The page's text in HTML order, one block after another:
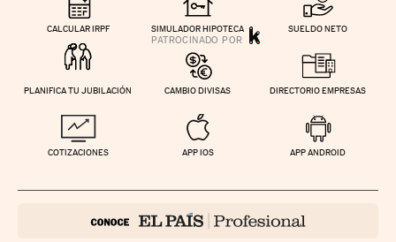
CALCULAR IRPF SIMULADOR HIPOTECA SUELDO NETO
PLANIFICA TU JUBILACIÓN CAMBIO DIVISAS DIRECTORIO EMPRESAS
COTIZACIONES APP IOS APP ANDROID